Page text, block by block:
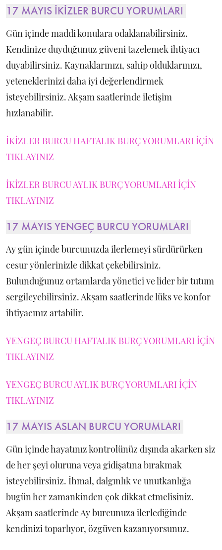
17 MAYIS İKİZLER BURCU YORUMLARI
Gün içinde maddi konulara odaklanabilirsiniz.
Kendinize duyduğunuz güveni tazelemek ihtiyacı
duyabilirsiniz. Kaynaklarınızı, sahip olduklarınızı,
yeteneklerinizi daha iyi değerlendirmek
isteyebilirsiniz. Akşam saatlerinde iletişim
hızlanabilir.
İKİZLER BURCU HAFTALIK BURÇ YORUMLARI İÇİN
TIKLAYINIZ
İKİZLER BURCU AYLIK BURÇ YORUMLARI İÇİN
TIKLAYINIZ
17 MAYIS YENGEÇ BURCU YORUMLARI
Ay gün içinde burcunuzda ilerlemeyi sürdürürken
cesur yönlerinizle dikkat çekebilirsiniz.
Bulunduğunuz ortamlarda yönetici ve lider bir tutum
sergileyebilirsiniz. Akşam saatlerinde lüks ve konfor
ihtiyacınız artabilir.
YENGEÇ BURCU HAFTALIK BURÇ YORUMLARI İÇİN
TIKLAYINIZ
YENGEÇ BURCU AYLIK BURÇ YORUMLARI İÇİN
TIKLAYINIZ
17 MAYIS ASLAN BURCU YORUMLARI
Gün içinde hayatınız kontrolünüz dışında akarken siz
de her şeyi oluruna veya gidişatına bırakmak
isteyebilirsiniz. İhmal, dalgınlık ve unutkanlığa
bugün her zamankinden çok dikkat etmelisiniz.
Akşam saatlerinde Ay burcunuza ilerlediğinde
kendinizi toparlıyor, özgüven kazanıyorsunuz.